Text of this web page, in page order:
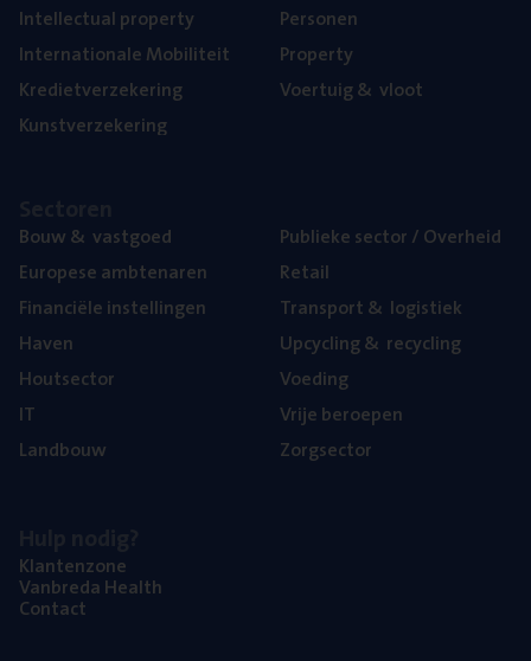
Intel­lec­tu­al property
Inter­na­ti­o­na­le Mobiliteit
Kre­diet­ver­ze­ke­ring
Kunst­ver­ze­ke­ring
Per­so­nen
Pro­per­ty
Voer­tuig& vloot
Bouw& vastgoed
Euro­pe­se ambtenaren
Finan­ci­ë­le instellingen
Haven
Hout­sec­tor
IT
Land­bouw
Publie­ke sec­tor / Overheid
Retail
Trans­port& logistiek
Upcy­cling& recycling
Voe­ding
Vrije beroe­pen
Zorg­sec­tor
Klan­ten­zo­ne
Van­b­re­da Health
Con­tact